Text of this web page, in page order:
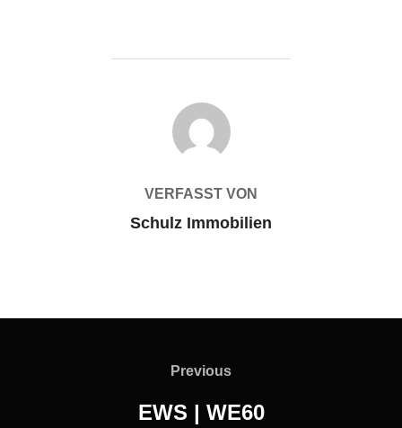
BEITRAGSAUTOR
VERFASST VON
Schulz Immobilien
Previous
Previous
EWS | WE60